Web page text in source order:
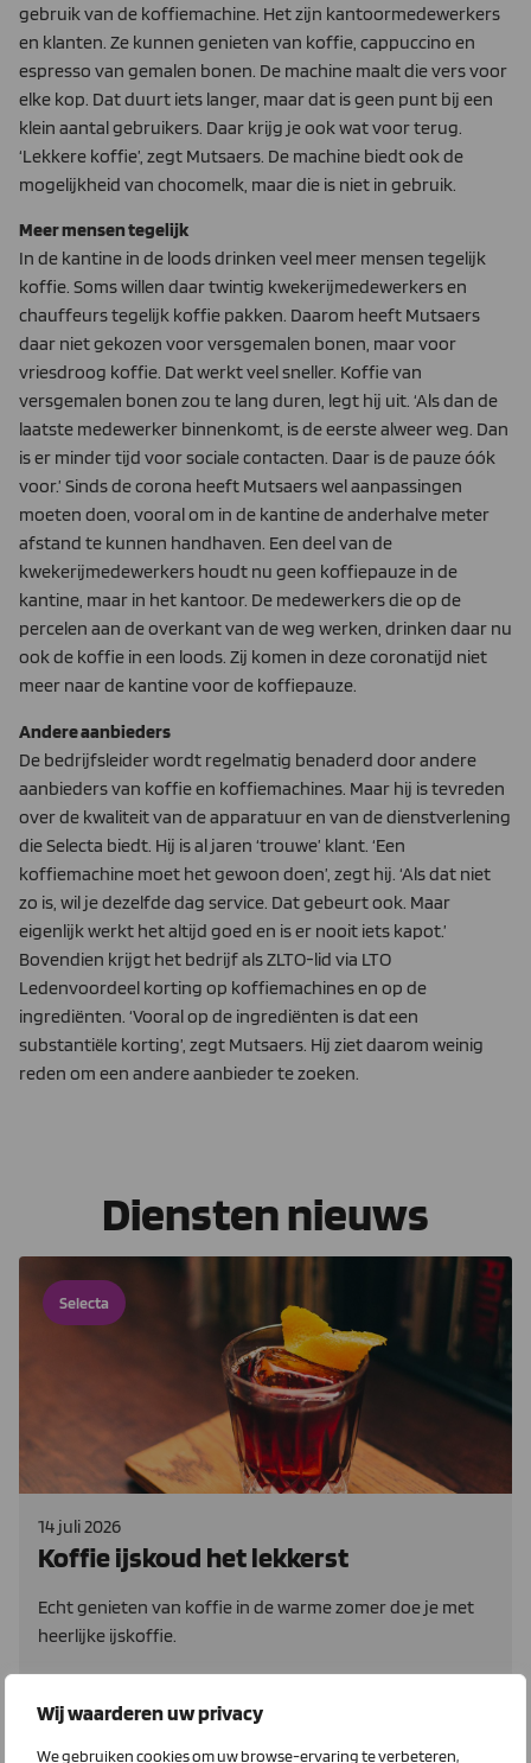
Wij waarderen uw privacy
We gebruiken cookies om uw browse-ervaring te verbeteren,
gebruik van de koffiemachine. Het zijn kantoormedewerkers
en klanten. Ze kunnen genieten van koffie, cappuccino en
espresso van gemalen bonen. De machine maalt die vers voor
elke kop. Dat duurt iets langer, maar dat is geen punt bij een
klein aantal gebruikers. Daar krijg je ook wat voor terug.
‘Lekkere koffie’, zegt Mutsaers. De machine biedt ook de
mogelijkheid van chocomelk, maar die is niet in gebruik.
Meer mensen tegelijk
In de kantine in de loods drinken veel meer mensen tegelijk
koffie. Soms willen daar twintig kwekerijmedewerkers en
chauffeurs tegelijk koffie pakken. Daarom heeft Mutsaers
daar niet gekozen voor versgemalen bonen, maar voor
vriesdroog koffie. Dat werkt veel sneller. Koffie van
versgemalen bonen zou te lang duren, legt hij uit. ‘Als dan de
laatste medewerker binnenkomt, is de eerste alweer weg. Dan
is er minder tijd voor sociale contacten. Daar is de pauze óók
voor.’ Sinds de corona heeft Mutsaers wel aanpassingen
moeten doen, vooral om in de kantine de anderhalve meter
afstand te kunnen handhaven. Een deel van de
kwekerijmedewerkers houdt nu geen koffiepauze in de
kantine, maar in het kantoor. De medewerkers die op de
percelen aan de overkant van de weg werken, drinken daar nu
ook de koffie in een loods. Zij komen in deze coronatijd niet
meer naar de kantine voor de koffiepauze.
Andere aanbieders
De bedrijfsleider wordt regelmatig benaderd door andere
aanbieders van koffie en koffiemachines. Maar hij is tevreden
over de kwaliteit van de apparatuur en van de dienstverlening
die Selecta biedt. Hij is al jaren ‘trouwe’ klant. ‘Een
koffiemachine moet het gewoon doen’, zegt hij. ‘Als dat niet
zo is, wil je dezelfde dag service. Dat gebeurt ook. Maar
eigenlijk werkt het altijd goed en is er nooit iets kapot.’
Bovendien krijgt het bedrijf als ZLTO-lid via LTO
Ledenvoordeel korting op koffiemachines en op de
ingrediënten. ‘Vooral op de ingrediënten is dat een
substantiële korting’, zegt Mutsaers. Hij ziet daarom weinig
reden om een andere aanbieder te zoeken.
Diensten nieuws
Selecta
14 juli 2026
Koffie ijskoud het lekkerst
Echt genieten van koffie in de warme zomer doe je met
heerlijke ijskoffie.
Lees meer